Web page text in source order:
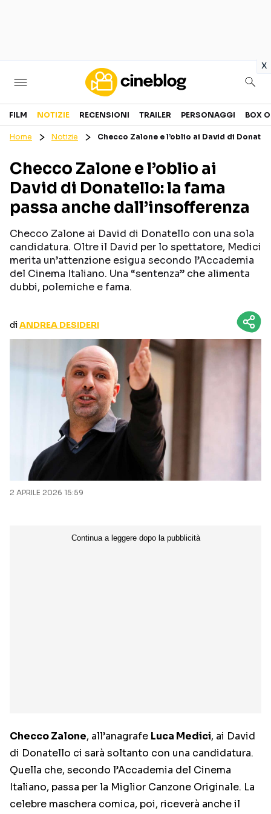
x
Cinema
GENERI
PERSONAGGI
CANALI STREAMING
Categorie
NOTIZIE
CURIOSITÀ
TRAILER
BOX OFFICE
Seguici sui social
FILM NOTIZIE RECENSIONI TRAILER PERSONAGGI BOX
Home Notizie Checco Zalone e l’oblio ai David di
Checco Zalone e l’oblio ai
David di Donatello: la fama
passa anche dall’insofferenza
Checco Zalone ai David di Donatello con una sola
candidatura. Oltre il David per lo spettatore, Medici
merita un’attenzione esigua secondo l’Accademia
del Cinema Italiano. Una “sentenza” che alimenta
dubbi, polemiche e fama.
diANDREA DESIDERI
2 APRILE 2026 15:59
Checco Zalone, all’anagrafe Luca Medici, ai David
di Donatello ci sarà soltanto con una candidatura.
Quella che, secondo l’Accademia del Cinema
Italiano, passa per la Miglior Canzone Originale. La
celebre maschera comica, poi, riceverà anche il